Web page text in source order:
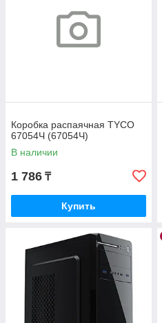
Коробка распаячная TYCO
67054Ч (67054Ч)
В наличии
1 786 ₸
Купить